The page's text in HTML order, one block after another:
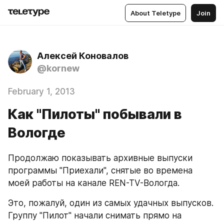
About Teletype Join
Алексей Коновалов
@kornew
February 1, 2013
Как "Пилоты" побывали в
Вологде
Продолжаю показывать архивные выпуски
программы "Приехали", снятые во времена
моей работы на канале REN-TV-Вологда.
Это, пожалуй, один из самых удачных выпусков.
Группу "Пилот" начали снимать прямо на